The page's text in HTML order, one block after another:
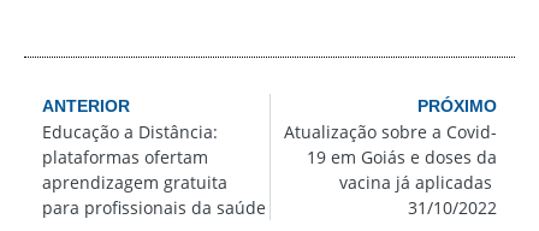
ANTERIOR
Educação a Distância:
plataformas ofertam
aprendizagem gratuita
para profissionais da saúde
PRÓXIMO
Atualização sobre a Covid-
19 em Goiás e doses da
vacina já aplicadas 
31/10/2022